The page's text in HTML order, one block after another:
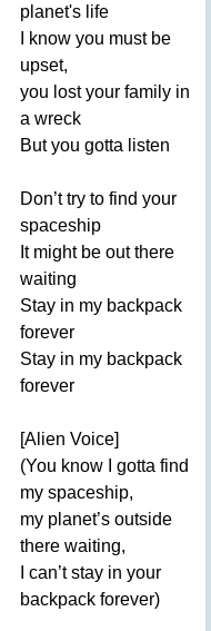
planet's life
know you must be
upset,
you lost your family in
a wreck
But you gotta listen
Don’t try to find your
spaceship
It might be out there
waiting
Stay in my backpack
forever
Stay in my backpack
forever
[Alien Voice]
(You know gotta find
my spaceship,
my planet’s outside
there waiting,
can’t stay in your
backpack forever)